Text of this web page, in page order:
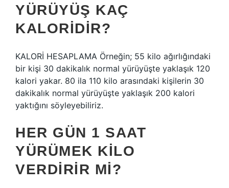
YÜRÜYÜŞ KAÇ
KALORIDIR?
KALORİ HESAPLAMA Örneğin; 55 kilo ağırlığındaki
bir kişi 30 dakikalık normal yürüyüşte yaklaşık 120
kalori yakar. 80 ila 110 kilo arasındaki kişilerin 30
dakikalık normal yürüyüşte yaklaşık 200 kalori
yaktığını söyleyebiliriz.
HER GÜN 1 SAAT
YÜRÜMEK KILO
VERDIRIR MI?